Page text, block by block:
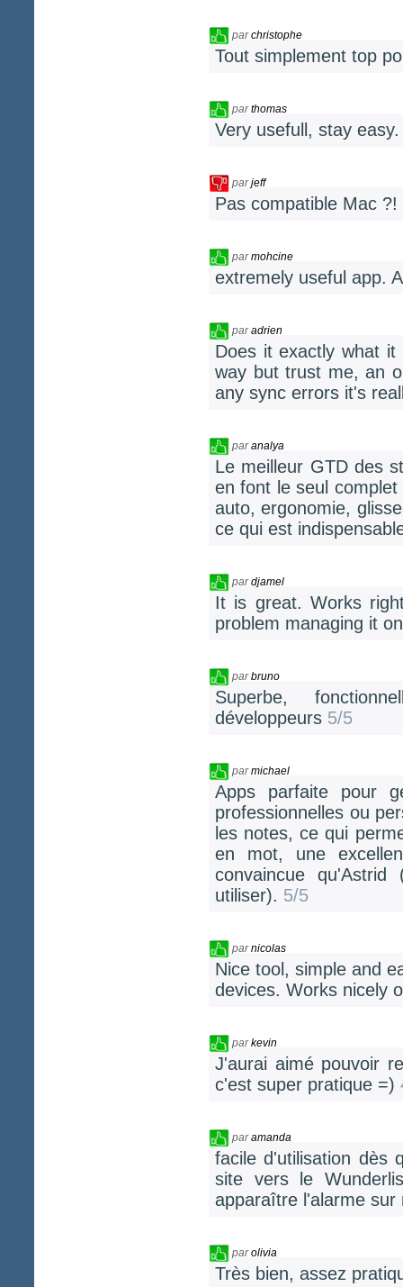
parchristophe
Tout simplement top
parthomas
Very usefull, stay
parjeff
Pas compatible Mac ?!
parmohcine
extremely useful app.
paradrien
Does it exactly what
way but trust me, an
any sync errors it's
paranalya
Le meilleur GTD des
en font le seul
auto, ergonomie,
ce qui est
pardjamel
It is great. Works
problem managing it
parbruno
Superbe,
développeurs 5/5
parmichael
Apps parfaite pour
professionnelles ou
les notes, ce qui
en mot, une
convaincue
utiliser). 5/5
parnicolas
Nice tool, simple and
devices. Works nicely
parkevin
J'aurai aimé pouvoir
c'est super pratique =)
paramanda
facile d'utilisation dès
site vers le
apparaître l'alarme
parolivia
Très bien, assez